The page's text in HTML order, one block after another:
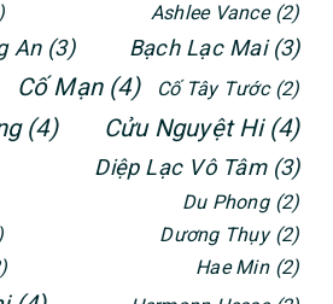
Ashlee Vance (2)
An (3) Bạch Lạc Mai (3)
Cố Mạn (4) Cố Tây Tước (2)
(4) Cửu Nguyệt Hi (4)
Diệp Lạc Vô Tâm (3)
Du Phong (2)
Dương Thụy (2)
Hae Min (2)